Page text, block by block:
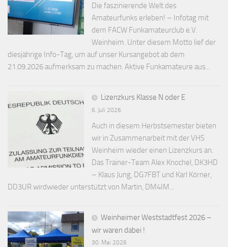
Die faszinierende Welt des
Amateurfunks erleben! – Infotag mit
dem FACW Funkamateurclub e.V.
Weinheim. Unter diesem Motto lief der
diesjährige Info-Tag, um auf unser Kursangebot ab dem
21.09.2026 aufmerksam zu machen. Aktive Funkamateure aus...
Lizenzkurs Klasse N oder E
6. Juli 2026
Auch in diesem Herbstsemester bieten
wir in Zusammenarbeit mit der VHS
Weinheim wieder einen Lizenzkurs an.
Das Trainer-Team Alex Knochel, DK3HD
– Klaus Jung, DG7FBT und Karl Körner,
DD3UR wirdwieder unterstützt von Martin, DM4IM...
Weinheimer Weststadtfest 2026 –
wir waren dabei !
30. Mai 2026